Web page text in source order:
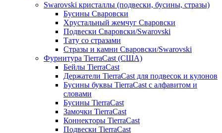
Swarovski кристаллы (подвески, бусины, стразы)
Бусины Сваровски
Хрустальный жемчуг Сваровски
Подвески Сваровски/Swarovski
Тату со стразами
Стразы и камни Сваровски/Swarovski
Фурнитура TierraCast (США)
Бейлы TierraCast
Держатели TierraCast для подвесок и кулонов
Бусины буквы TierraCast с алфавитом и
словами
Бусины TierraCast
Замочки TierraCast
Коннекторы TierraCast
Подвески TierraCast